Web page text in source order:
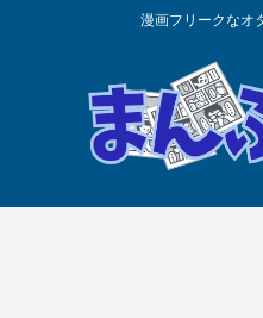
漫画フリークなオ